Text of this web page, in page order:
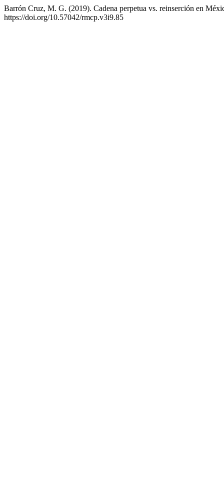
Barrón Cruz, M. G. (2019). Cadena perpetua vs. reinserción en
https://doi.org/10.57042/rmcp.v3i9.85